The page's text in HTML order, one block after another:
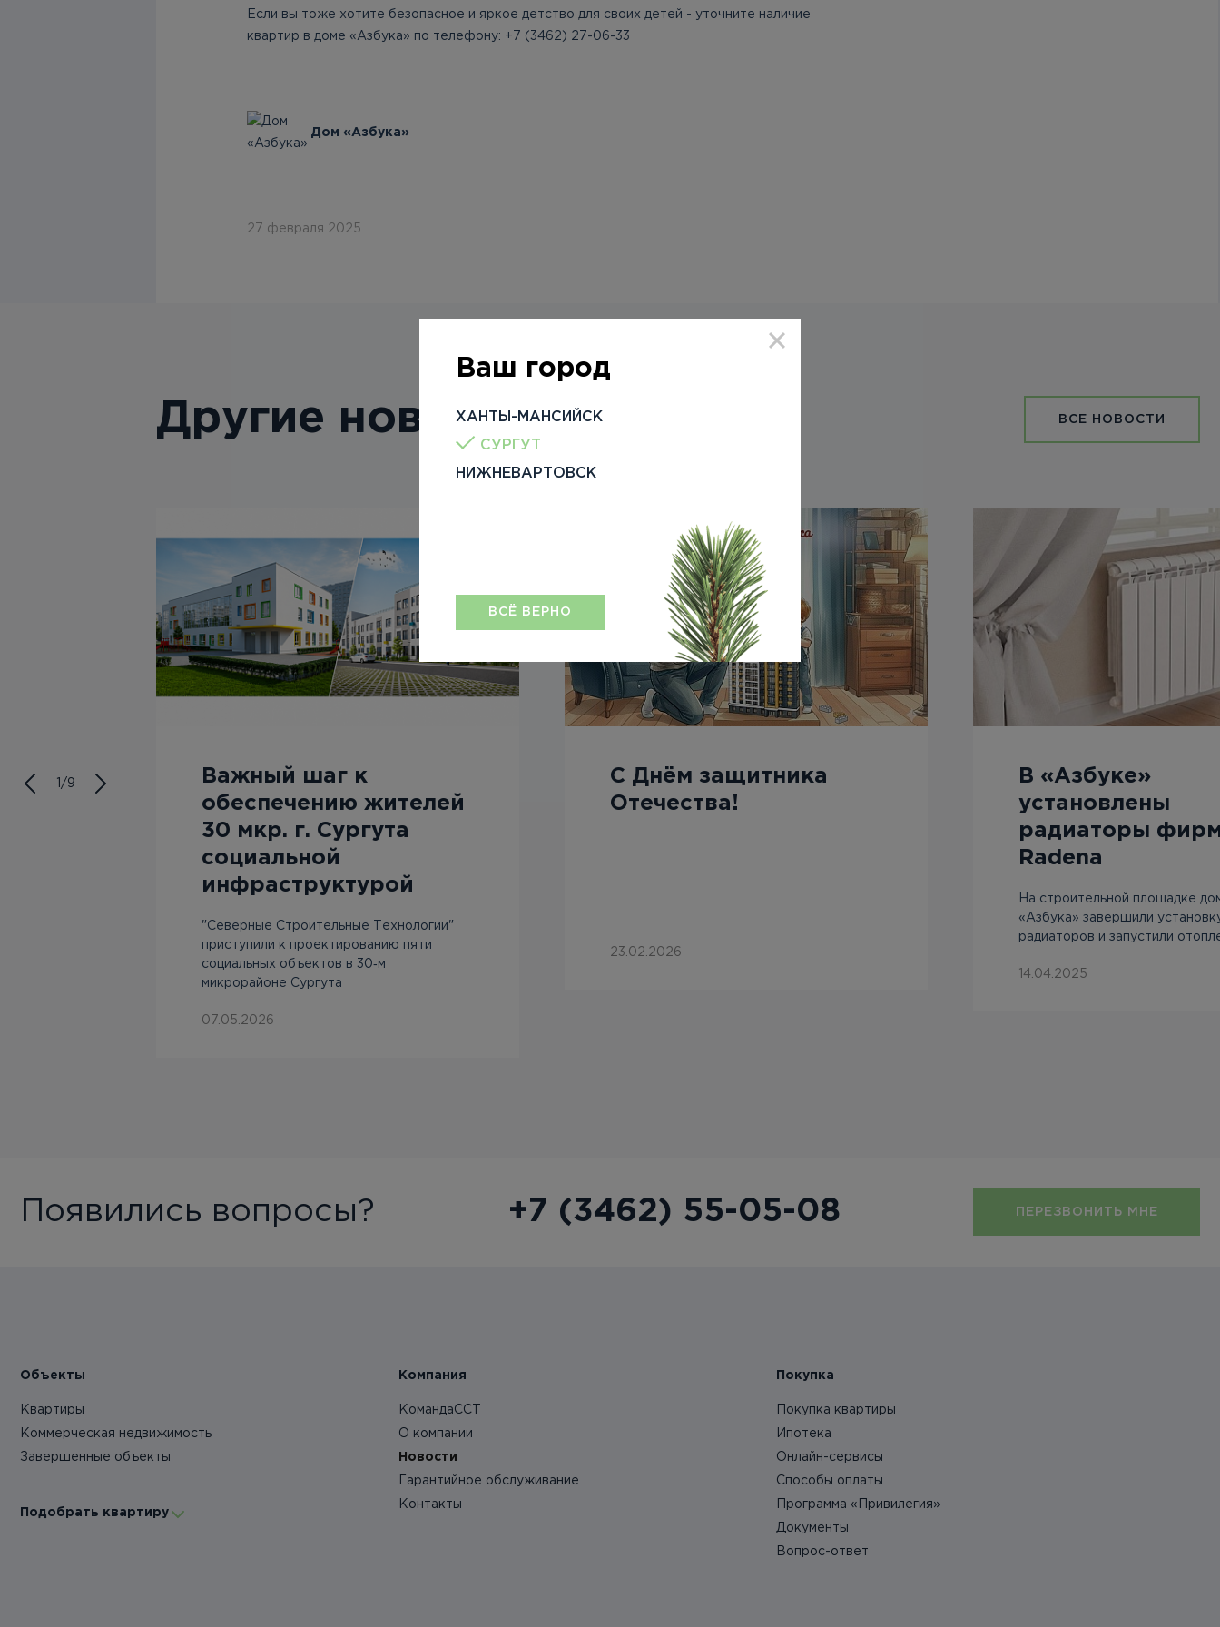
Ваш город
ХАНТЫ-МАНСИЙСК
СУРГУТ
НИЖНЕВАРТОВСК
ВСЁ ВЕРНО
Если вы тоже хотите безопасное и яркое детство для своих детей - уточните наличие
квартир в доме «Азбука» по телефону: +7 (3462) 27-06-33
Дом «Азбука»
27 февраля 2025
Другие новости ВСЕ НОВОСТИ
1/9
Важный шаг к
обеспечению жителей
30 мкр. г. Сургута
социальной
инфраструктурой
"Северные Строительные Технологии"
приступили к проектированию пяти
социальных объектов в 30‑м
микрорайоне Сургута
07.05.2026
С Днём защитника
Отечества!
23.02.2026
В «Азбуке»
установлены
радиаторы
Radena
На строительной площадке
«Азбука» завершили
радиаторов и запустили
14.04.2025
Появились вопросы? +7 (3462) 55-05-08 ПЕРЕЗВОНИТЬ МНЕ
Объекты
Квартиры
Коммерческая недвижимость
Завершенные объекты
Подобрать квартиру
Компания
КомандаССТ
О компании
Новости
Гарантийное обслуживание
Контакты
Покупка
Покупка квартиры
Ипотека
Онлайн-сервисы
Способы оплаты
Программа «Привилегия»
Документы
Вопрос-ответ